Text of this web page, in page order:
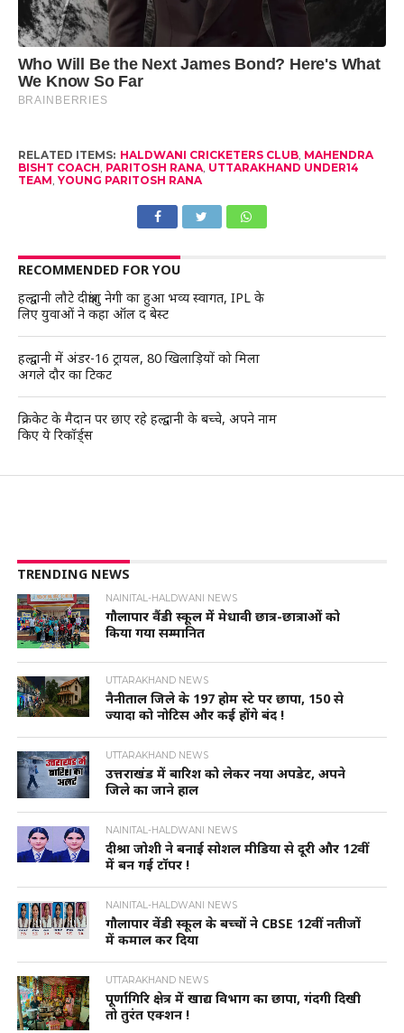
RELATED ITEMS: HALDWANI CRICKETERS CLUB, MAHENDRA
BISHT COACH PARITOSH RANA, UTTARAKHAND UNDER14
TEAM YOUNG PARITOSH RANA
RECOMMENDED FOR YOU
हल्द्वानी लौटे दीक्षांशु नेगी का हुआ भव्य स्वागत, IPL के
लिए युवाओं ने कहा ऑल द बेस्ट
हल्द्वानी में अंडर-16 ट्रायल, 80 खिलाड़ियों को मिला
अगले दौर का टिकट
क्रिकेट के मैदान पर छाए रहे हल्द्वानी के बच्चे, अपने नाम
किए ये रिकॉर्ड्स
TRENDING NEWS
NAINITAL-HALDWANI NEWS
गौलापार वैंडी स्कूल में मेधावी छात्र-छात्राओं को
किया गया सम्मानित
UTTARAKHAND NEWS
नैनीताल जिले के 197 होम स्टे पर छापा, 150 से
ज्यादा को नोटिस और कई होंगे बंद !
UTTARAKHAND NEWS
उत्तराखंड में बारिश को लेकर नया अपडेट, अपने
जिले का जाने हाल
NAINITAL-HALDWANI NEWS
दीश्रा जोशी ने बनाई सोशल मीडिया से दूरी और 12वीं
में बन गई टॉपर !
NAINITAL-HALDWANI NEWS
गौलापार वेंडी स्कूल के बच्चों ने CBSE 12वीं नतीजों
में कमाल कर दिया
UTTARAKHAND NEWS
पूर्णागिरि क्षेत्र में खाद्य विभाग का छापा, गंदगी दिखी
तो तुरंत एक्शन !